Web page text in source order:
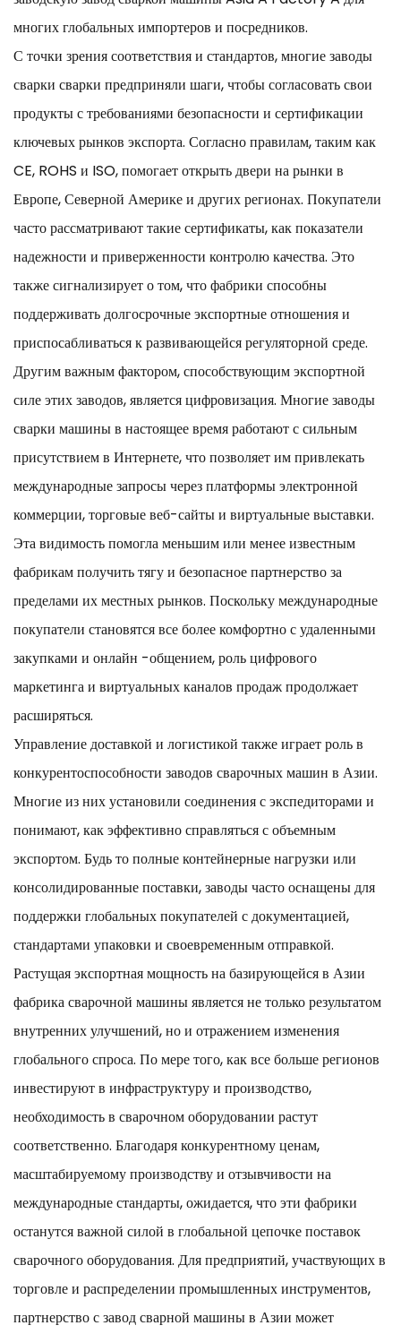
многих глобальных импортеров и посредников.
С точки зрения соответствия и стандартов, многие заводы
сварки сварки предприняли шаги, чтобы согласовать свои
продукты с требованиями безопасности и сертификации
ключевых рынков экспорта. Согласно правилам, таким как
CE, ROHS и ISO, помогает открыть двери на рынки в
Европе, Северной Америке и других регионах. Покупатели
часто рассматривают такие сертификаты, как показатели
надежности и приверженности контролю качества. Это
также сигнализирует о том, что фабрики способны
поддерживать долгосрочные экспортные отношения и
приспосабливаться к развивающейся регуляторной среде.
Другим важным фактором, способствующим экспортной
силе этих заводов, является цифровизация. Многие заводы
сварки машины в настоящее время работают с сильным
присутствием в Интернете, что позволяет им привлекать
международные запросы через платформы электронной
коммерции, торговые веб-сайты и виртуальные выставки.
Эта видимость помогла меньшим или менее известным
фабрикам получить тягу и безопасное партнерство за
пределами их местных рынков. Поскольку международные
покупатели становятся все более комфортно с удаленными
закупками и онлайн -общением, роль цифрового
маркетинга и виртуальных каналов продаж продолжает
расширяться.
Управление доставкой и логистикой также играет роль в
конкурентоспособности заводов сварочных машин в Азии.
Многие из них установили соединения с экспедиторами и
понимают, как эффективно справляться с объемным
экспортом. Будь то полные контейнерные нагрузки или
консолидированные поставки, заводы часто оснащены для
поддержки глобальных покупателей с документацией,
стандартами упаковки и своевременным отправкой.
Растущая экспортная мощность на базирующейся в Азии
фабрика сварочной машины является не только результатом
внутренних улучшений, но и отражением изменения
глобального спроса. По мере того, как все больше регионов
инвестируют в инфраструктуру и производство,
необходимость в сварочном оборудовании растут
соответственно. Благодаря конкурентному ценам,
масштабируемому производству и отзывчивости на
международные стандарты, ожидается, что эти фабрики
останутся важной силой в глобальной цепочке поставок
сварочного оборудования. Для предприятий, участвующих в
торговле и распределении промышленных инструментов,
партнерство с завод сварной машины в Азии может